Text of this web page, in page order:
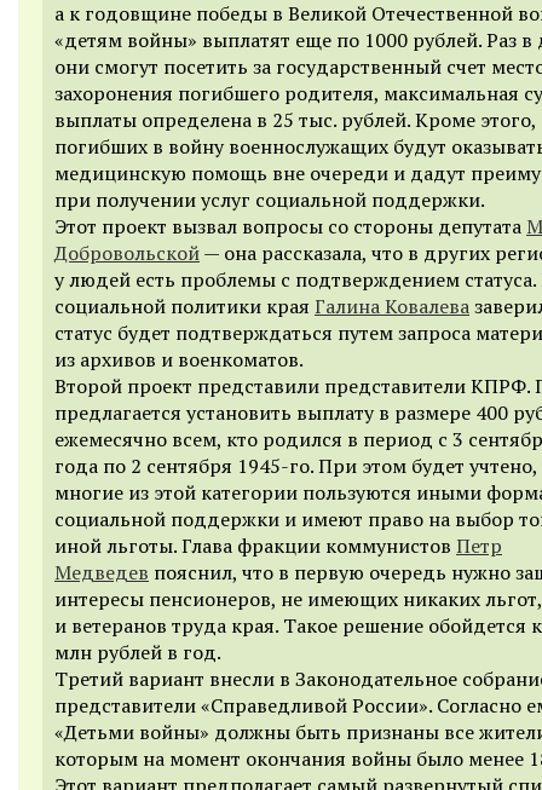
а к годовщине победы в Великой Отечественной
«детям войны» выплатят еще по 1000 рублей. Раз в
они смогут посетить за государственный счет
захоронения погибшего родителя, максимальная
выплаты определена в 25 тыс. рублей. Кроме
погибших в войну военнослужащих будут
медицинскую помощь вне очереди и дадут
при получении услуг социальной поддержки.
Этот проект вызвал вопросы со стороны депутата
Добровольской— она рассказала, что в других
у людей есть проблемы с подтверждением
социальной политики края Галина Ковалева
статус будет подтверждаться путем запроса
из архивов и военкоматов.
Второй проект представили представители КПРФ.
предлагается установить выплату в размере 400
ежемесячно всем, кто родился в период с 3
года по 2 сентября 1945-го. При этом будет учтено,
многие из этой категории пользуются иными
социальной поддержки и имеют право на выбор
иной льготы. Глава фракции коммунистов Петр
Медведев пояснил, что в первую очередь нужно
интересы пенсионеров, не имеющих никаких льгот,
и ветеранов труда края. Такое решение обойдется
млн рублей в год.
Третий вариант внесли в Законодательное
представители «Справедливой России». Согласно
«Детьми войны» должны быть признаны все
которым на момент окончания войны было менее